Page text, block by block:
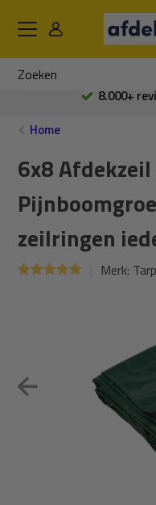
Home
6x8
zeilringen
Merk: